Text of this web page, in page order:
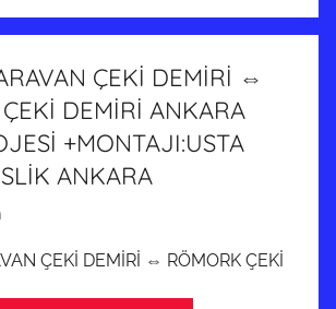
ÇEKİ DEMİRİ ⇔
DEMİRİ ANKARA
+MONTAJI:USTA
ANKARA
ÇEKİ DEMİRİ ⇔ RÖMORK ÇEKİ